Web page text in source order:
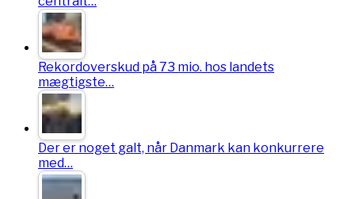
Rekordoverskud på 73 mio. hos landets
mægtigste…
Der er noget galt, når Danmark kan konkurrere
med…